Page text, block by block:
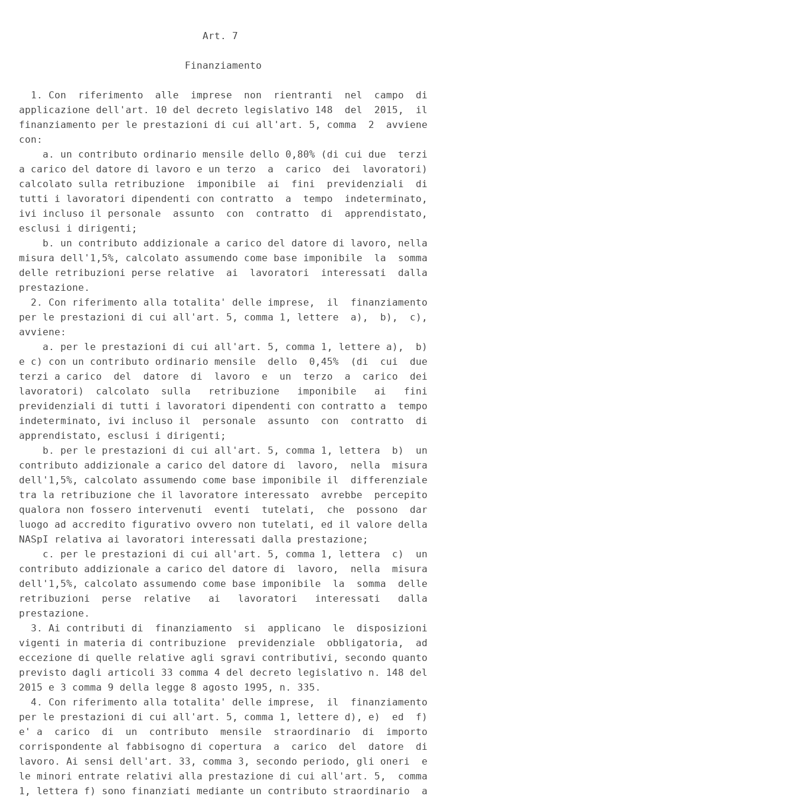
                               Art. 7
                            Finanziamento
  1. Con  riferimento  alle  imprese  non  rientranti  nel  campo  di
applicazione dell'art. 10 del decreto legislativo 148  del  2015,  il
finanziamento per le prestazioni di cui all'art. 5, comma  2  avviene
con:
    a. un contributo ordinario mensile dello 0,80% (di cui due  terzi
a carico del datore di lavoro e un terzo  a  carico  dei  lavoratori)
calcolato sulla retribuzione  imponibile  ai  fini  previdenziali  di
tutti i lavoratori dipendenti con contratto  a  tempo  indeterminato,
ivi incluso il personale  assunto  con  contratto  di  apprendistato,
esclusi i dirigenti;
    b. un contributo addizionale a carico del datore di lavoro, nella
misura dell'1,5%, calcolato assumendo come base imponibile  la  somma
delle retribuzioni perse relative  ai  lavoratori  interessati  dalla
prestazione.
  2. Con riferimento alla totalita' delle imprese,  il  finanziamento
per le prestazioni di cui all'art. 5, comma 1, lettere  a),  b),  c),
avviene:
    a. per le prestazioni di cui all'art. 5, comma 1, lettere a),  b)
e c) con un contributo ordinario mensile  dello  0,45%  (di  cui  due
terzi a carico  del  datore  di  lavoro  e  un  terzo  a  carico  dei
lavoratori)  calcolato  sulla   retribuzione   imponibile   ai   fini
previdenziali di tutti i lavoratori dipendenti con contratto a  tempo
indeterminato, ivi incluso il  personale  assunto  con  contratto  di
apprendistato, esclusi i dirigenti;
    b. per le prestazioni di cui all'art. 5, comma 1, lettera  b)  un
contributo addizionale a carico del datore di  lavoro,  nella  misura
dell'1,5%, calcolato assumendo come base imponibile il  differenziale
tra la retribuzione che il lavoratore interessato  avrebbe  percepito
qualora non fossero intervenuti  eventi  tutelati,  che  possono  dar
luogo ad accredito figurativo ovvero non tutelati, ed il valore della
NASpI relativa ai lavoratori interessati dalla prestazione;
    c. per le prestazioni di cui all'art. 5, comma 1, lettera  c)  un
contributo addizionale a carico del datore di  lavoro,  nella  misura
dell'1,5%, calcolato assumendo come base imponibile  la  somma  delle
retribuzioni  perse  relative   ai   lavoratori   interessati   dalla
prestazione.
  3. Ai contributi di  finanziamento  si  applicano  le  disposizioni
vigenti in materia di contribuzione  previdenziale  obbligatoria,  ad
eccezione di quelle relative agli sgravi contributivi, secondo quanto
previsto dagli articoli 33 comma 4 del decreto legislativo n. 148 del
2015 e 3 comma 9 della legge 8 agosto 1995, n. 335.
  4. Con riferimento alla totalita' delle imprese,  il  finanziamento
per le prestazioni di cui all'art. 5, comma 1, lettere d), e)  ed  f)
e' a  carico  di  un  contributo  mensile  straordinario  di  importo
corrispondente al fabbisogno di copertura  a  carico  del  datore  di
lavoro. Ai sensi dell'art. 33, comma 3, secondo periodo, gli oneri  e
le minori entrate relativi alla prestazione di cui all'art. 5,  comma
1, lettera f) sono finanziati mediante un contributo straordinario  a